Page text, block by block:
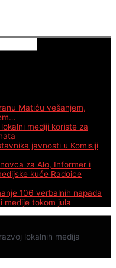
Matiću vešanjem,
mediji koriste za
javnosti u Komisiji
za Alo, Informer i
kuće Radoice
106 verbalnih napada
medije tokom jula
lokalnih medija